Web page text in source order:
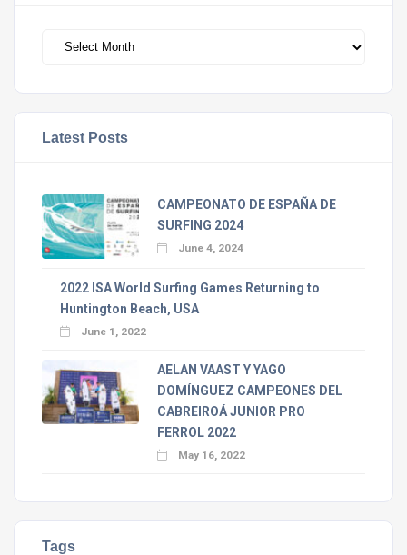
Latest Posts
CAMPEONATO DE ESPAÑA DE
SURFING 2024
June 4, 2024
2022 ISA World Surfing Games Returning to
Huntington Beach, USA
June 1, 2022
AELAN VAAST Y YAGO
DOMÍNGUEZ CAMPEONES DEL
CABREIROÁ JUNIOR PRO
FERROL 2022
May 16, 2022
Tags